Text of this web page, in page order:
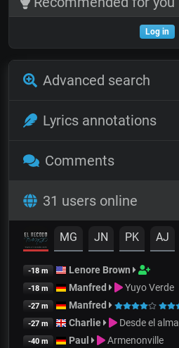
Log in
Advanced search
Lyrics annotations
Comments
31 users online
MG JN PK AJ
-18 m Lenore Brown
-18 m Manfred Yuyo Verde
-27 m Manfred
-27 m Charlie Desde el alma
-40 m Paul Armenonville